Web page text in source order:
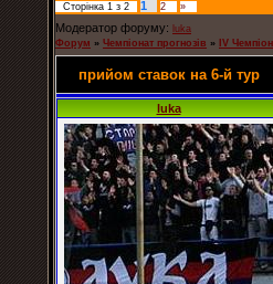
Сторінка 1 з 2 1 2 »
Модератор форуму: luka
Форум » Чемпіонат прогнозів » IV
прийом ставок на 6-й тур
luka